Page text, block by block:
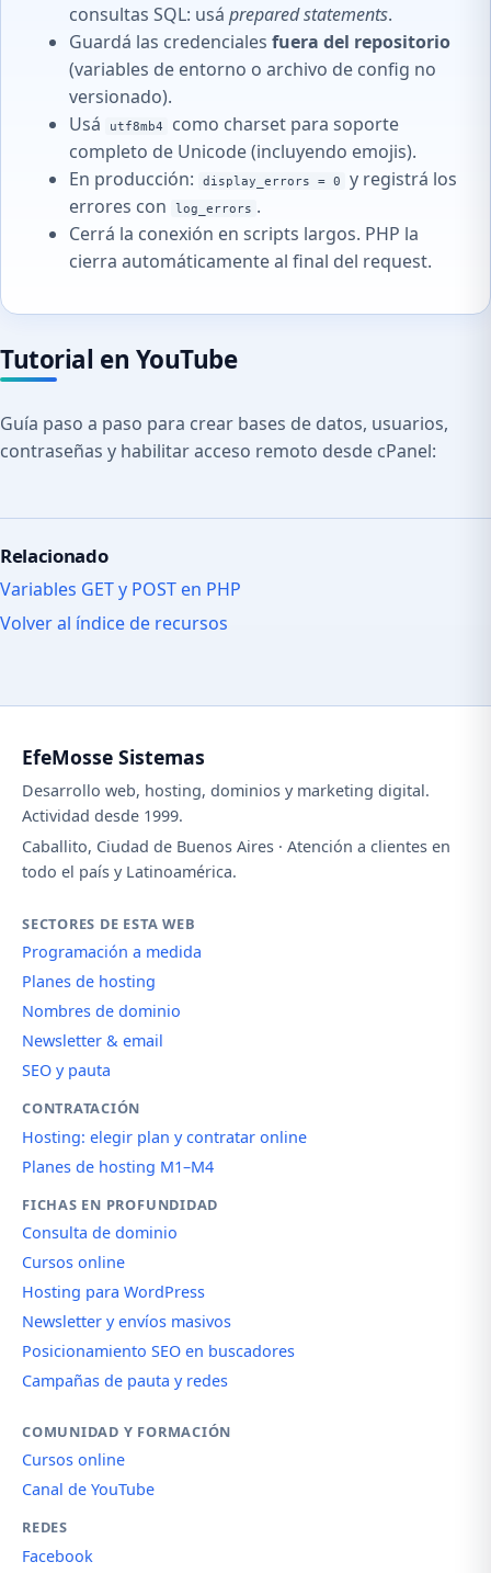
consultas SQL: usá prepared statements.
Guardá las credenciales fuera del repositorio
(variables de entorno o archivo de config no
versionado).
Usá
utf8mb4
como charset para soporte
completo de Unicode (incluyendo emojis).
En producción:
display_errors = 0
y registrá los
errores con
log_errors .
Cerrá la conexión en scripts largos. PHP la
cierra automáticamente al final del request.
Tutorial en YouTube
Guía paso a paso para crear bases de datos, usuarios,
contraseñas y habilitar acceso remoto desde cPanel:
Relacionado
Variables GET y POST en PHP
Volver al índice de recursos
EfeMosse Sistemas
Desarrollo web, hosting, dominios y marketing digital.
Actividad desde 1999.
Caballito, Ciudad de Buenos Aires · Atención a clientes en
todo el país y Latinoamérica.
SECTORES DE ESTA WEB
Programación a medida
Planes de hosting
Nombres de dominio
Newsletter & email
SEO y pauta
CONTRATACIÓN
Hosting: elegir plan y contratar online
Planes de hosting M1–M4
FICHAS EN PROFUNDIDAD
Consulta de dominio
Cursos online
Hosting para WordPress
Newsletter y envíos masivos
Posicionamiento SEO en buscadores
Campañas de pauta y redes
COMUNIDAD Y FORMACIÓN
Cursos online
Canal de YouTube
REDES
Facebook